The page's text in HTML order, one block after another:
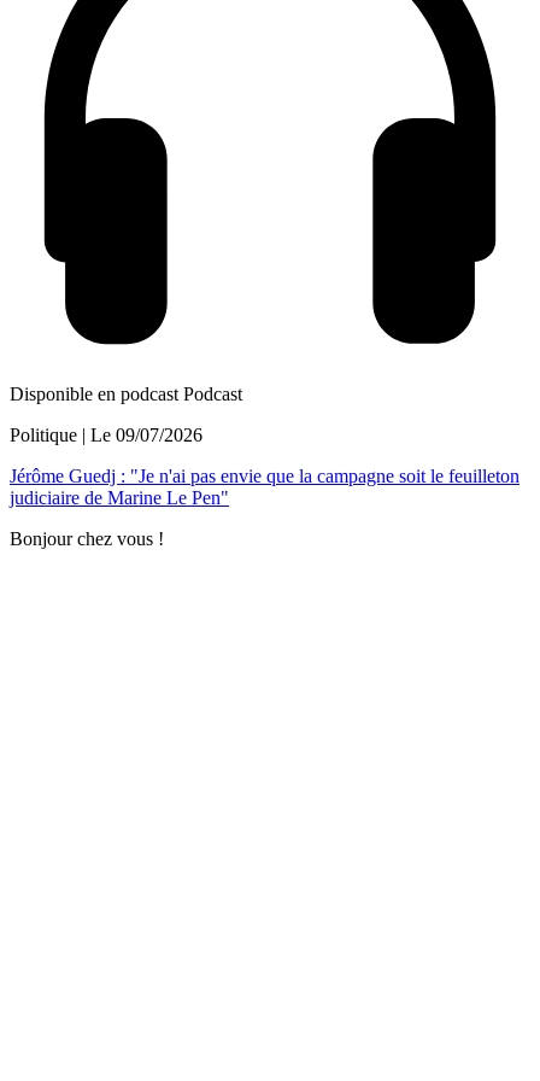
Disponible en podcast Podcast
Politique | Le 09/07/2026
Jérôme Guedj : "Je n'ai pas envie que la campagne soit le feuilleton
judiciaire de Marine Le Pen"
Bonjour chez vous !